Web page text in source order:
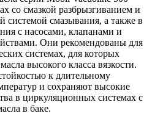
со смазкой разбрызгиванием и
системой смазывания, а также в
с насосами, клапанами и
Они рекомендованы для
системах, для которых
высокого класса вязкости.
к длительному
и сохраняют высокие
в циркуляционных системах с
в баке.